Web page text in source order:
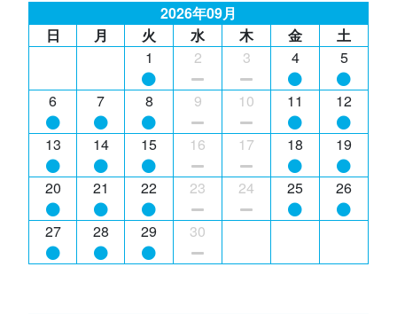
2026年09月
日
月 火 水 木 金
土
1
2 3 4 5
6 7 8 9 10 11 12
13 14 15 16 17 18 19
20 21 22 23 24 25 26
27 28 29 30